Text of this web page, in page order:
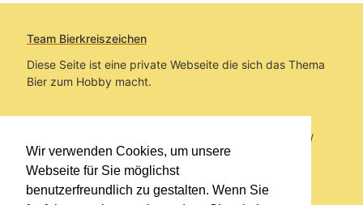
Wir verwenden Cookies, um unsere
Webseite für Sie möglichst
benutzerfreundlich zu gestalten. Wenn Sie
Team Bierkreiszeichen
Diese Seite ist eine private Webseite die sich das Thema
Bier zum Hobby macht.
Sie befinden sich auf https://www.bierkreiszeichen.at/
im Pfad:Bierkreiszeichen/Gesammelte Biere
Erstellt: 2026-08-06